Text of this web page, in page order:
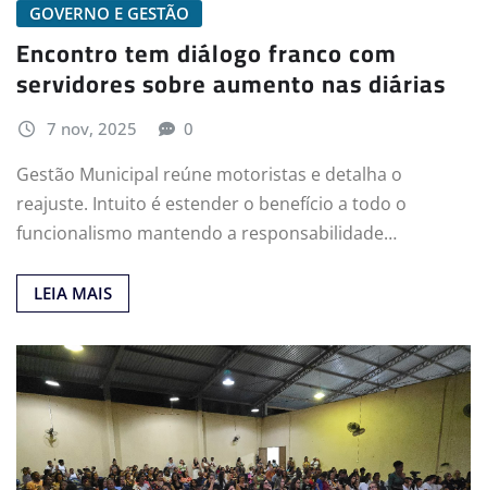
GOVERNO E GESTÃO
Encontro tem diálogo franco com
servidores sobre aumento nas diárias
7 nov, 2025 0
Gestão Municipal reúne motoristas e detalha o
reajuste. Intuito é estender o benefício a todo o
funcionalismo mantendo a responsabilidade…
LEIA MAIS